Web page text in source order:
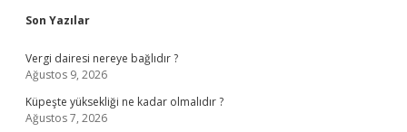
Sidebar
Son Yazılar
Vergi dairesi nereye bağlıdır ?
Ağustos 9, 2026
Küpeşte yüksekliği ne kadar olmalıdır ?
Ağustos 7, 2026